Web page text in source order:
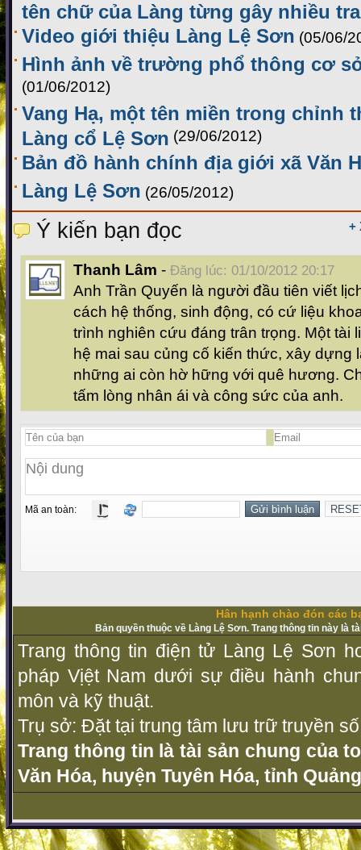
tên chữ của Làng từng gây nhiều
Video giới thiệu Làng Lệ Sơn (05/06/
Hình ảnh về trường phổ thông cơ
(01/06/2012)
Vang Hạ, một tên miền trong chỉnh
Làng cổ Lệ Sơn (29/06/2012)
Bản đồ hành chính địa giới xã Văn
Làng Lệ Sơn (26/05/2012)
+
Ý kiến bạn đọc
Thanh Lâm - Đăng lúc: 01/10/2012 20:17
Anh Trần Quyến là người đầu tiên viết
cách hệ thống, sinh động, có cứ liệu
trình nghiên cứu đáng trân trọng. Một tài
hệ mai sau củng cố kiến thức, xây dựng
những ai còn hờ hững với quê hương.
tấm lòng nhân ái và công sức của anh.
Mã an toàn:
Hân hạnh chào đón các
Bản quyền thuộc về Làng Lệ Sơn. Trang thông tin này là
Trang thông tin điện tử Làng Lệ Sơn
pháp Vịệt Nam dưới sự điều hành
môn và kỹ thuật.
Trụ sở: Đặt tại trung tâm lưu trữ truyền
Trang thông tin là tài sản chung của
Văn Hóa, huyện Tuyên Hóa, tỉnh